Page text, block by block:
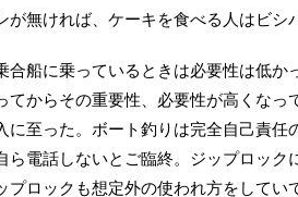
が無ければ、ケーキを食べる人はビシ
合船に乗っているときは必要性は低か
てからその重要性、必要性が高くなっ
に至った。ボート釣りは完全自己責任
ら電話しないとご臨終。ジップロック
プロックも想定外の使われ方をしてい